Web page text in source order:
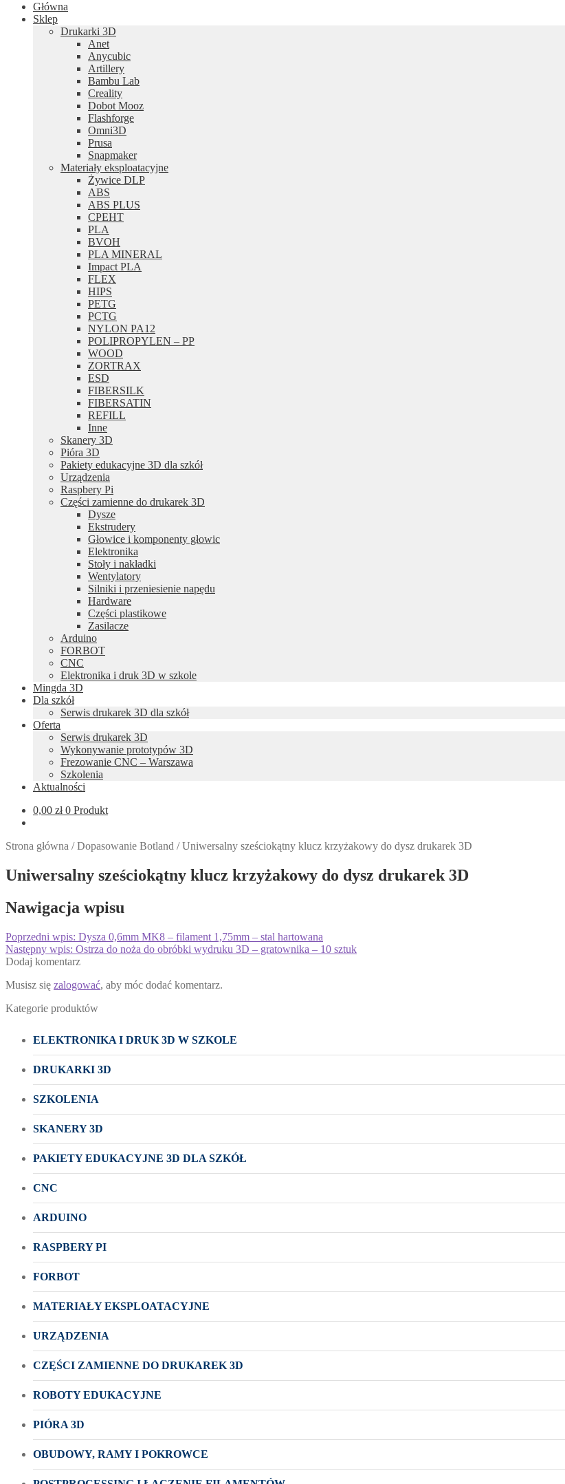
Główna
Sklep
Drukarki 3D
Anet
Anycubic
Artillery
Bambu Lab
Creality
Dobot Mooz
Flashforge
Omni3D
Prusa
Snapmaker
Materiały eksploatacyjne
Żywice DLP
ABS
ABS PLUS
CPEHT
PLA
BVOH
PLA MINERAL
Impact PLA
FLEX
HIPS
PETG
PCTG
NYLON PA12
POLIPROPYLEN – PP
WOOD
ZORTRAX
ESD
FIBERSILK
FIBERSATIN
REFILL
Inne
Skanery 3D
Pióra 3D
Pakiety edukacyjne 3D dla szkół
Urządzenia
Raspbery Pi
Części zamienne do drukarek 3D
Dysze
Ekstrudery
Głowice i komponenty głowic
Elektronika
Stoły i nakładki
Wentylatory
Silniki i przeniesienie napędu
Hardware
Części plastikowe
Zasilacze
Arduino
FORBOT
CNC
Elektronika i druk 3D w szkole
Mingda 3D
Dla szkół
Serwis drukarek 3D dla szkół
Oferta
Serwis drukarek 3D
Wykonywanie prototypów 3D
Frezowanie CNC – Warszawa
Szkolenia
Aktualności
0,00 zł 0 Produkt
Strona główna /Dopasowanie Botland /Uniwersalny sześciokątny klucz krzyżakowy do dysz drukarek 3D
Uniwersalny sześciokątny klucz krzyżakowy do dysz drukarek 3D
Nawigacja wpisu
Poprzedni wpis: Dysza 0,6mm MK8 – filament 1,75mm – stal hartowana
Następny wpis: Ostrza do noża do obróbki wydruku 3D – gratownika – 10 sztuk
Dodaj komentarz
Musisz się zalogować, aby móc dodać komentarz.
Kategorie produktów
ELEKTRONIKA I DRUK 3D W SZKOLE
DRUKARKI 3D
SZKOLENIA
SKANERY 3D
PAKIETY EDUKACYJNE 3D DLA SZKÓŁ
CNC
ARDUINO
RASPBERY PI
FORBOT
MATERIAŁY EKSPLOATACYJNE
URZĄDZENIA
CZĘŚCI ZAMIENNE DO DRUKAREK 3D
ROBOTY EDUKACYJNE
PIÓRA 3D
OBUDOWY, RAMY I POKROWCE